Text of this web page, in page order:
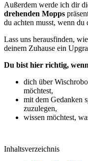
Außerdem werde ich dir
drehenden Mopps
du achten musst, wenn du
Lass uns herausfinden,
deinem Zuhause ein
Du bist hier richtig,
dich über
möchtest,
mit dem Gedanken
zuzulegen,
wissen möchtest,
Inhaltsverzeichnis